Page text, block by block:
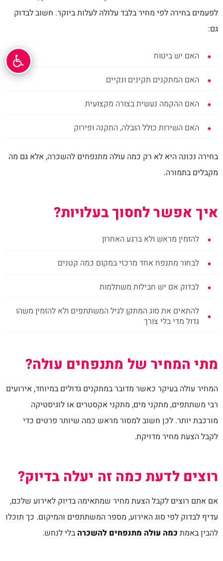
לפעמים בחירה לפי מחיר בלבד עלולה לעלות ביוקר. חשוב לבדוק
גם:
האם יש ביטוח
האם המתקנים תקינים ונקיים
האם ההקמה נעשית בצורה מקצועית
האם השירות כולל הובלה, התקנה ופירוק
בחירה נכונה היא לא רק כמה עולה מתנפחים להשכרה, אלא גם מה
מקבלים בתמורה.
איך אפשר לחסוך בעלויות?
להזמין מראש ולא ברגע האחרון
לבחור מתנפח אחד מרכזי במקום כמה קטנים
לבדוק אם יש חבילות משתלמות
להתאים את סוג המתקן לגיל המשתתפים ולא להזמין משהו
גדול מדי בלי צורך
מתי המחיר של מתנפחים עולה?
המחיר עולה בעיקר כאשר מדובר במתקנים גדולים במיוחד, אירועים
רבי משתתפים, מתקני מים, מתקני אקסטרים או לוגיסטיקה
מורכבת יותר. לכן חשוב למסור מראש כמה שיותר פרטים כדי
לקבל הצעת מחיר מדויקת.
רוצים לדעת כמה זה יעלה בדיוק?
אם אתם רוצים לקבל הצעת מחיר שמתאימה בדיוק לאירוע שלכם,
עדיף לבדוק לפי סוג האירוע, מספר המשתתפים והמיקום. כך תוכלו
להבין באמת כמה עולה מתנפחים להשכרה בלי לנחש.